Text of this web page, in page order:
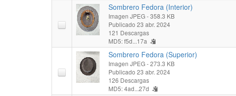
Sombrero Fedora (Interior)
Imagen JPEG- 358.3 KB
Publicado 23 abr. 2024
121 Descargas
MD5: f5d...17a
Sombrero Fedora (Superior)
Imagen JPEG- 273.3 KB
Publicado 23 abr. 2024
126 Descargas
MD5: 4ad...27d